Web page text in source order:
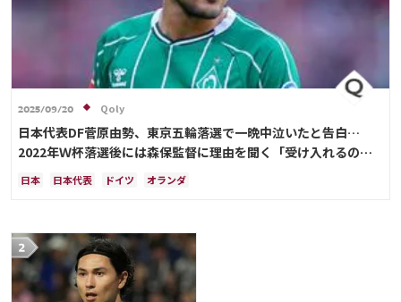
2025/09/20 Qoly
日本代表DF菅原由勢、東京五輪落選で一晩中泣いたと告白…
2022年Ｗ杯落選後には森保監督に理由を聞く「受け入れるのは
難しかった」
日本 日本代表 ドイツ オランダ